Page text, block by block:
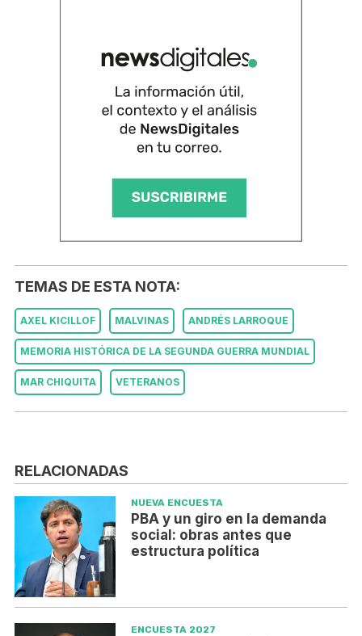
TEMAS DE ESTA NOTA:
AXEL KICILLOF MALVINAS ANDRÉS LARROQUE
MEMORIA HISTÓRICA DE LA SEGUNDA GUERRA MUNDIAL
MAR CHIQUITA VETERANOS
RELACIONADAS
NUEVA ENCUESTA
PBA y un giro en la demanda
social: obras antes que
estructura política
ENCUESTA 2027